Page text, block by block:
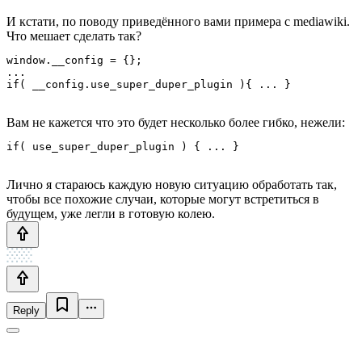
И кстати, по поводу приведённого вами примера с mediawiki.
Что мешает сделать так?
window.__config = {};
...
Вам не кажется что это будет несколько более гибко, нежели:
Лично я стараюсь каждую новую ситуацию обработать так,
чтобы все похожие случаи, которые могут встретиться в
будущем, уже легли в готовую колею.
Reply